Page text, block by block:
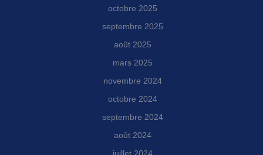
octobre 2025
septembre 2025
août 2025
mars 2025
novembre 2024
octobre 2024
septembre 2024
août 2024